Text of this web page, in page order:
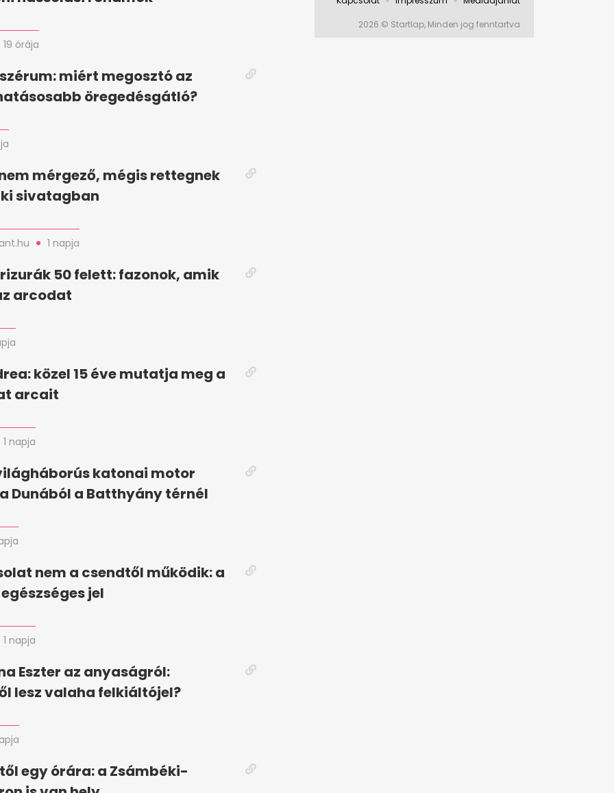
19 órája
miért megosztó az
öregedésgátló?
mérgező, mégis rettegnek
sivatagban
1 napja
50 felett: fazonok, amik
arcodat
közel 15 éve mutatja meg a
arcait
1 napja
katonai motor
Dunából a Batthyány térnél
nem a csendtől működik: a
jel
1 napja
Eszter az anyaságról:
lesz valaha felkiáltójel?
egy órára: a Zsámbéki-
2026 © Startlap, Minden jog fenntartva